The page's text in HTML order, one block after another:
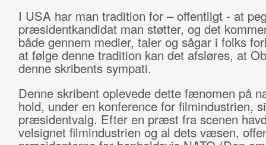
I USA har man tradition for – offentligt - at
præsidentkandidat man støtter, og det
både gennem medier, taler og sågar i folks
at følge denne tradition kan det afsløres, at
denne skribents sympati.
Denne skribent oplevede dette fænomen på
hold, under en konference for filmindustrien,
præsidentvalg. Efter en præst fra scenen
velsignet filmindustrien og al dets væsen,